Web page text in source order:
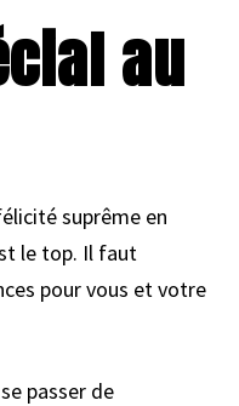
au
suprême en
le top. Il faut
pour vous et votre
passer de